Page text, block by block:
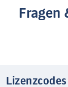
Fragen